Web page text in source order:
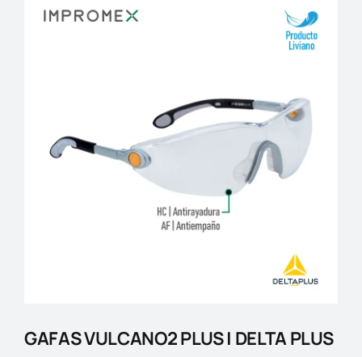
Productos
GAFAS VULCANO2 PLUS | DELTA PLUS